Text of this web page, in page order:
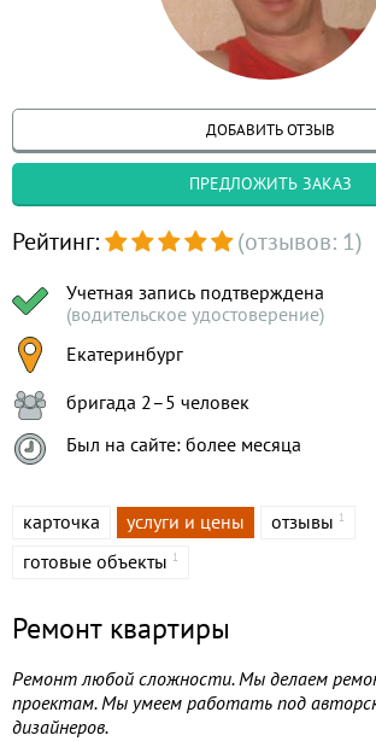
ДОБАВИТЬ ОТЗЫВ
ПРЕДЛОЖИТЬ ЗАКАЗ
Рейтинг: (отзывов: 1)
Учетная запись подтверждена
(водительское удостоверение)
Екатеринбург
бригада 2–5 человек
Был на сайте: более месяца
карточка услуги и цены отзывы 1
готовые объекты 1
Ремонт квартиры
Ремонт любой сложности. Мы делаем
проектам. Мы умеем работать под
дизайнеров.